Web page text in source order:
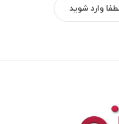
وارد شوید